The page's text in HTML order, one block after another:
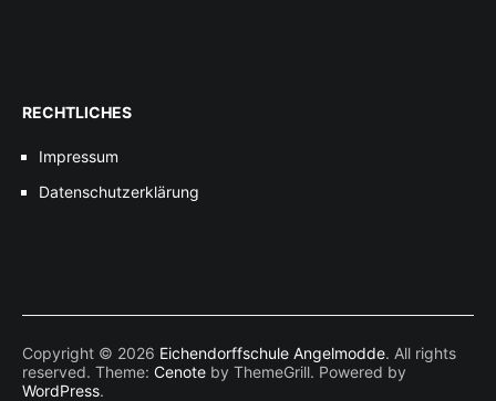
RECHTLICHES
Impressum
Datenschutzerklärung
Copyright © 2026 Eichendorffschule Angelmodde. All rights
reserved. Theme: Cenote by ThemeGrill. Powered by
WordPress.